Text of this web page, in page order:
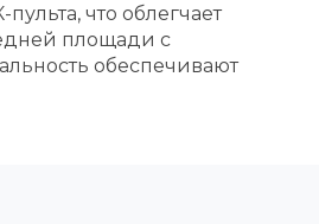
что облегчает
площади с
обеспечивают